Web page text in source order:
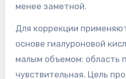
менее заметной.
Для коррекции
основе гиалуроновой
малым объемом: область
чувствительная. Цель